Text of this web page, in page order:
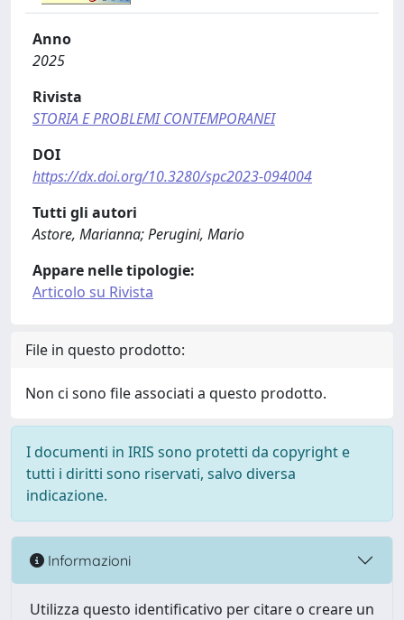
Anno
2025
Rivista
STORIA E PROBLEMI CONTEMPORANEI
DOI
https://dx.doi.org/10.3280/spc2023-094004
Tutti gli autori
Astore, Marianna; Perugini, Mario
Appare nelle tipologie:
Articolo su Rivista
File in questo prodotto:
Non ci sono file associati a questo prodotto.
I documenti in IRIS sono protetti da copyright e
tutti i diritti sono riservati, salvo diversa
indicazione.
Informazioni
Utilizza questo identificativo per citare o creare un